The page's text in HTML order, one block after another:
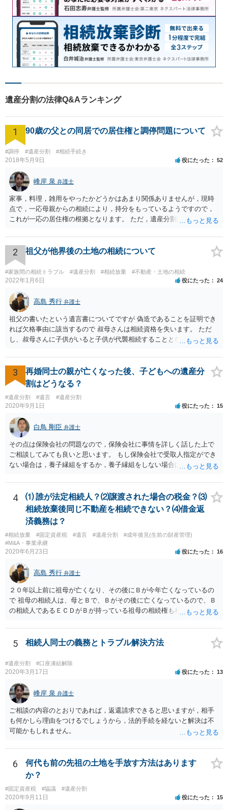
遺産分割の法律Q&Aランキング
1 90歳の父との同居での居住権と調停問題について
#調停 #遺産分割 #相続手続き
2018年5月9日 役にたった 52
峰岸 泉 弁護士
家事，料理，雑用をやったかどうかはあまり関係ありませんが，現時
点で，一応母親からの相続により，持分をもっているようですので，
これが一応の居住権の根拠となります。 ただ，遺産分割により，母の
2 祖父が他界後の土地の相続について
#家族間の相続トラブル #遺産分割 #相続放棄 #不動産・土地の相続
2022年1月6日 役にたった 24
高島 秀行 弁護士
祖父の書いたという遺言書についてですが 偽造であることを証明でき
れば欠格事由に該当するので 叔母さんは相続資格を失います。 ただ
し、叔母さんに子供がいると子供が代襲相続することとなります。 い
3
再婚同士の親が亡くなった後、子どもへの遺産分
割はどうなる？
#遺産分割 #遺言 #遺産分割
2020年9月1日 役にたった 15
白鳥 剛臣 弁護士
その点は保険会社の問題なので，保険会社に事情を詳しく話した上で
ご相談してみても良いと思います。 もし保険会社で受取人指定ができ
ない場合は，養子縁組をするか，養子縁組をしない場合は遺言で対応
人に指定されていた場合，あなたが先に死亡した後の扱いが異なりま
す。 例えば，あなたの法定相続人が受取人になるのであればお子さん
も対象になってきますが，かんぽなどだと約款上で受取人死亡の場合
の受取人が記載してあったりします。 ですので，かなり詳しい内容を
お聞きしないと，一番ベストな準備は何か適切なアドバイスが難しい
ので，お近くの弁護士に相談された方が良いかもしれません。
4
⑴ 誰が法定相続人？⑵譲渡された場合の税金？⑶
相続放棄後同じ不動産を相続できない？⑷借金返
済義務は？
#相続放棄 #固定資産税 #遺言 #遺産分割
#成年後見(生前の財産管理)
#M&A・事業承継
2020年6月23日 役にたった 16
高島 秀行 弁護士
２０年以上前に祖母が亡くなり、その後にＢが今年亡くなっているの
で 祖母の相続人は、母とＢで、Ｂがその後に亡くなっているので、Ｂ
の相続人であるＥＣＤがＢが持っている祖母の相続権も相続すること
Ｅも行う必要があります。 Ｂの配偶者であるＥは常にＢの相続人とな
ります。
5 相続人同士の義務とトラブル解決方法
#遺産分割 #口座凍結解除
2020年3月17日 役にたった 13
峰岸 泉 弁護士
ご相談の内容のとおりであれば，返還請求できると思いますが，相手
も何かしら理由をつけるでしょうから，法的手続を経ないと解決は不
可能かもしれません。
6
何代も前の先祖の土地を手放す方法はあります
か？
#固定資産税 #協議 #遺産分割
2020年9月11日 役にたった 15